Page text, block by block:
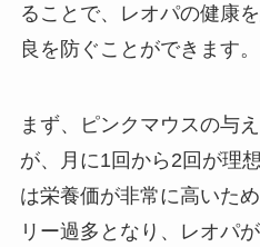
ることで、レオパの健康
良を防ぐことができます。
まず、ピンクマウスの与
が、月に1回から2回が理
は栄養価が非常に高いた
リー過多となり、レオパ